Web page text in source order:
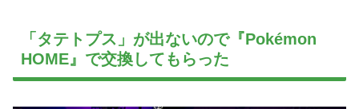
「タテトプス」が出ないので『Pokémon
HOME』で交換してもらった